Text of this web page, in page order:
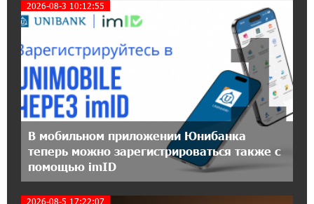
11:30:15 17-07-2026
Ucom и Microsoft Innovation Center помогают
школьникам развивать навыки
кибербезопасности
При поддержке Ucom в Шенаване
установлена солнечная станция мощностью
10 кВт
2026-08-3 10:12:55
В мобильном приложении Юнибанка
теперь можно зарегистрироваться также с
помощью imID
1
2026-08-5 17:22:07